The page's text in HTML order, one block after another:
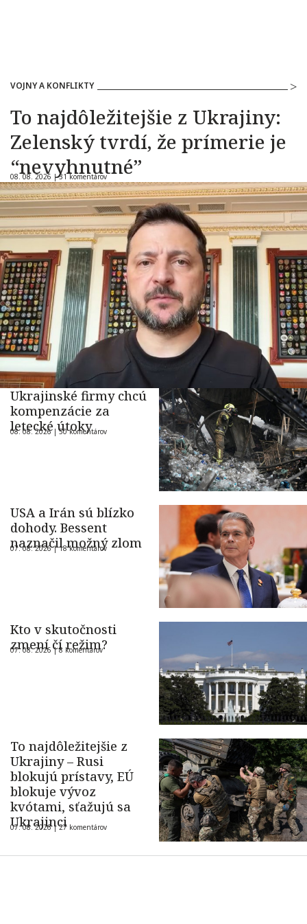
VOJNY A KONFLIKTY
To najdôležitejšie z Ukrajiny:
Zelenský tvrdí, že prímerie je
“nevyhnutné”
08. 08. 2026 |31 komentárov
Ukrajinské firmy chcú
kompenzácie za
letecké útoky
08. 08. 2026 |50 komentárov
USA a Irán sú blízko
dohody. Bessent
naznačil možný zlom
07. 08. 2026 |18 komentárov
Kto v skutočnosti
zmení čí režim?
07. 08. 2026 |8 komentárov
To najdôležitejšie z
Ukrajiny – Rusi
blokujú prístavy, EÚ
blokuje vývoz
kvótami, sťažujú sa
Ukrajinci
07. 08. 2026 |27 komentárov